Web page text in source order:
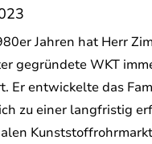
Jahren hat Herr
gegründete WKT
Er entwickelte das
zu einer langfristig